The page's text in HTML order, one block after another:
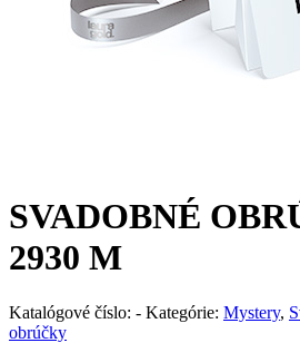
SVADOBNÉ
2930 M
Katalógové číslo: - Kategórie: Mystery,
obrúčky